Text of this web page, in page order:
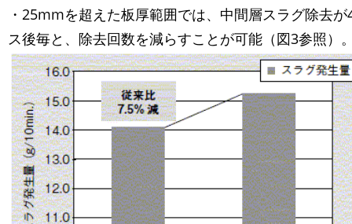
・25mmを超えた板厚範囲では、中間層スラグ除去が
ス後毎と、除去回数を減らすことが可能（図3参照）